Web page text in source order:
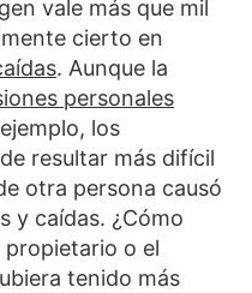
vale más que mil
cierto en
. Aunque la
personales
los
resultar más difícil
otra persona causó
y caídas. ¿Cómo
propietario o el
tenido más